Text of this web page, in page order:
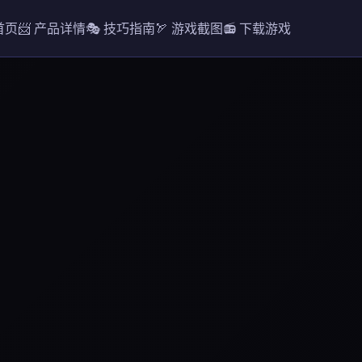
页📨 产品详情🎭 技巧指南🏹 游戏截图📻 下载游戏